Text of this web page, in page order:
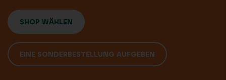
SHOP WÄHLEN
EINE SONDERBESTELLUNG AUFGEBEN